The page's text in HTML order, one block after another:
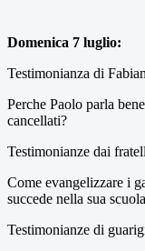
Domenica 7 luglio:
Testimonianza di
Perche Paolo parla
cancellati?
Testimonianze dai
Come evangelizzare i
succede nella sua scuola
Testimonianze di